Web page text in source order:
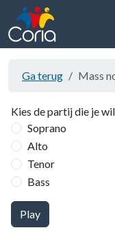
Ga terug Mass
Kies de partij die je
Soprano
Alto
Tenor
Bass
Play